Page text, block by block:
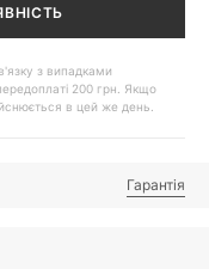
з випадками
200 грн. Якщо
в цей же день.
Гарантія